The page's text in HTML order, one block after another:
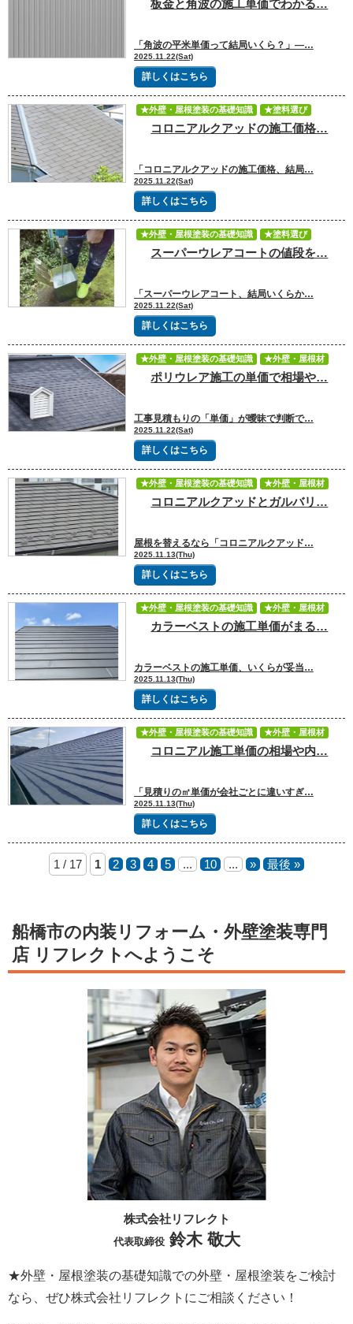
板金と角波の施工単価でわかる…
「角波の平米単価って結局いくら？」—…
2025.11.22(Sat)
詳しくはこちら
★見積書や価格
コロニアルクアッドの施工価格…
「コロニアルクアッドの施工価格、結局…
2025.11.22(Sat)
詳しくはこちら
★外壁・屋根塗装の基礎知識
★塗料選び
★見積書や価格
スーパーウレアコートの値段を…
「スーパーウレアコート、結局いくらか…
2025.11.22(Sat)
詳しくはこちら
★外壁・屋根塗装の基礎知識
★塗料選び
★見積書や価格
ポリウレア施工の単価で相場や…
工事見積もりの「単価」が曖昧で判断で…
2025.11.22(Sat)
詳しくはこちら
★外壁・屋根塗装の基礎知識 ★外壁・屋根材
コロニアルクアッドとガルバリ…
屋根を替えるなら「コロニアルクアッド…
2025.11.13(Thu)
詳しくはこちら
★外壁・屋根塗装の基礎知識
★外壁・屋根材
★見積書や価格
カラーベストの施工単価がまる…
カラーベストの施工単価、いくらが妥当…
2025.11.13(Thu)
詳しくはこちら
★外壁・屋根塗装の基礎知識
★外壁・屋根材
★見積書や価格
コロニアル施工単価の相場や内…
「見積りの㎡単価が会社ごとに違いすぎ…
2025.11.13(Thu)
詳しくはこちら
★外壁・屋根塗装の基礎知識
★外壁・屋根材
★見積書や価格
1 / 17 1 2 3 4 5 ... 10 ... » 最後 »
船橋市の内装リフォーム・外壁塗装専門
店 リフレクトへようこそ
株式会社リフレクト
代表取締役鈴木 敬大
★外壁・屋根塗装の基礎知識での外壁・屋根塗装をご検討
なら、ぜひ株式会社リフレクトにご相談ください！